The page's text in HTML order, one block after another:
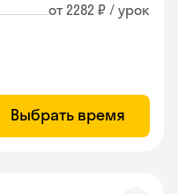
от 2282 ₽ / урок
Выбрать время